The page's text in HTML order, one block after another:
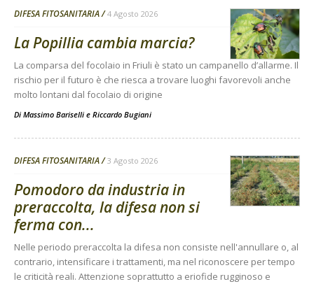
DIFESA FITOSANITARIA 4 Agosto 2026
La Popillia cambia marcia?
La comparsa del focolaio in Friuli è stato un campanello d’allarme. Il
rischio per il futuro è che riesca a trovare luoghi favorevoli anche
molto lontani dal focolaio di origine
Di Massimo Bariselli e Riccardo Bugiani
DIFESA FITOSANITARIA 3 Agosto 2026
Pomodoro da industria in
preraccolta, la difesa non si
ferma con...
Nelle periodo preraccolta la difesa non consiste nell'annullare o, al
contrario, intensificare i trattamenti, ma nel riconoscere per tempo
le criticità reali. Attenzione soprattutto a eriofide rugginoso e